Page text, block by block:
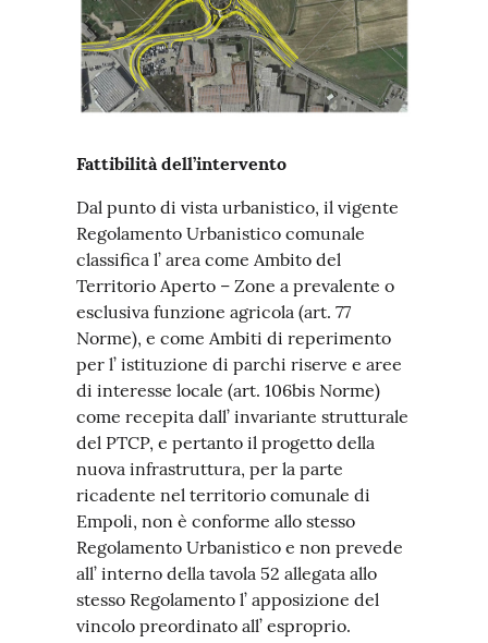
Fattibilità dell’intervento
Dal punto di vista urbanistico, il vigente
Regolamento Urbanistico comunale
classifica l’ area come Ambito del
Territorio Aperto – Zone a prevalente o
esclusiva funzione agricola (art. 77
Norme), e come Ambiti di reperimento
per l’ istituzione di parchi riserve e aree
di interesse locale (art. 106bis Norme)
come recepita dall’ invariante strutturale
del PTCP, e pertanto il progetto della
nuova infrastruttura, per la parte
ricadente nel territorio comunale di
Empoli, non è conforme allo stesso
Regolamento Urbanistico e non prevede
all’ interno della tavola 52 allegata allo
stesso Regolamento l’ apposizione del
vincolo preordinato all’ esproprio.